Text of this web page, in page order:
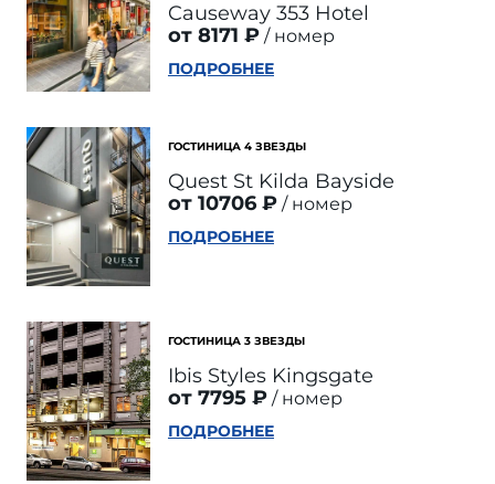
Causeway 353 Hotel
от 8171 ₽
номер
ПОДРОБНЕЕ
ГОСТИНИЦА 4 ЗВЕЗДЫ
Quest St Kilda Bayside
от 10706 ₽
номер
ПОДРОБНЕЕ
ГОСТИНИЦА 3 ЗВЕЗДЫ
Ibis Styles Kingsgate
от 7795 ₽
номер
ПОДРОБНЕЕ